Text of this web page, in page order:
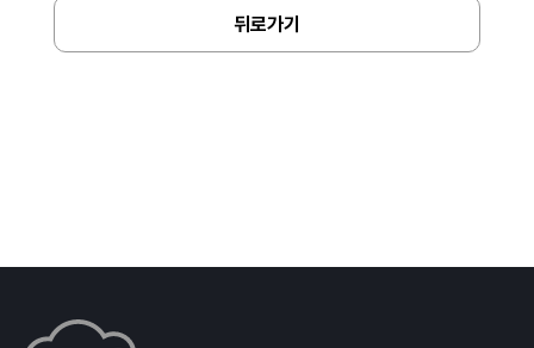
뒤로가기